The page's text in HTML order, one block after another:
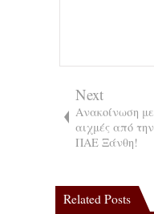
Next
Ανακοίνωση με
αιχμές από την
ΠΑΕ Ξάνθη!
Related Posts